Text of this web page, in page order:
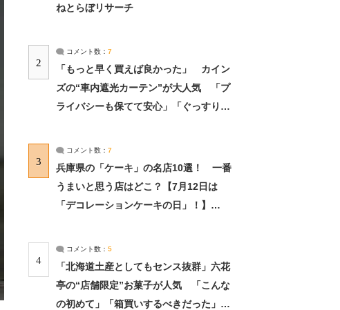
ねとらぼリサーチ
2
コメント数： 7
「もっと早く買えば良かった」 カイン
ズの“車内遮光カーテン”が大人気 「プ
ライバシーも保てて安心」「ぐっすり眠
3
コメント数： 7
兵庫県の「ケーキ」の名店10選！ 一番
うまいと思う店はどこ？【7月12日は
「デコレーションケーキの日」！】
4
コメント数： 5
「北海道土産としてもセンス抜群」六花
亭の“店舗限定”お菓子が人気 「こんな
の初めて」「箱買いするべきだった」